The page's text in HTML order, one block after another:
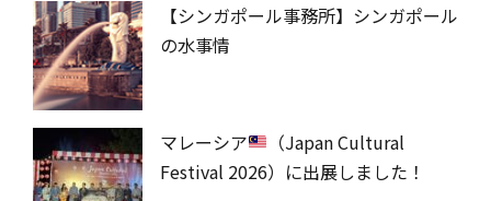
【シンガポール事務所】シンガポール
の水事情
マレーシア
（Japan Cultural
Festival 2026）に出展しました！